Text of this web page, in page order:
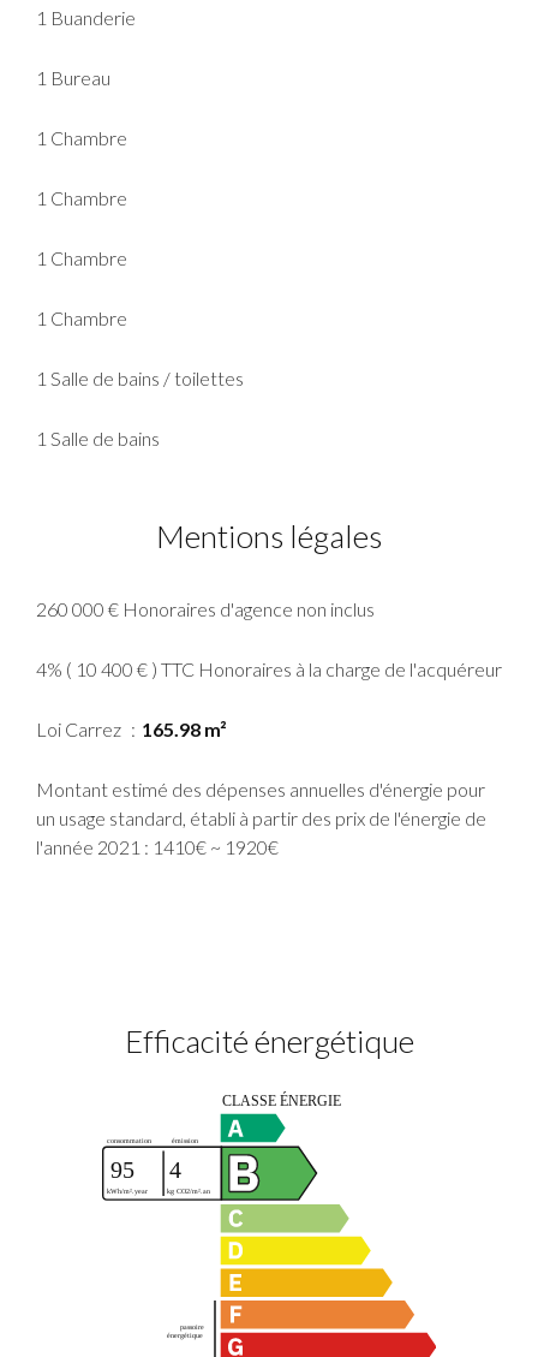
1 Buanderie
1 Bureau
1 Chambre
1 Chambre
1 Chambre
1 Chambre
1 Salle de bains / toilettes
1 Salle de bains
Mentions légales
260 000 € Honoraires d'agence non inclus
4% ( 10 400 € ) TTC Honoraires à la charge de l'acquéreur
Loi Carrez 165.98 m²
Montant estimé des dépenses annuelles d'énergie pour
un usage standard, établi à partir des prix de l'énergie de
l'année 2021 : 1410€ ~ 1920€
Efficacité énergétique